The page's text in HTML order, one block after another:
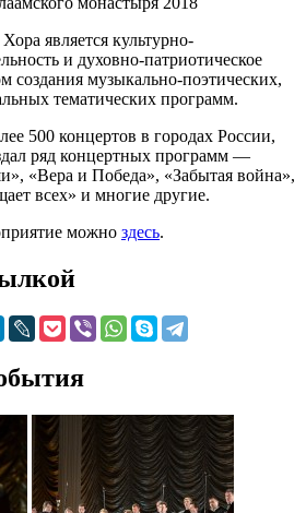
является культурно-
и духовно-патриотическое
создания музыкально-поэтических,
тематических программ.
500 концертов в городах России,
ряд концертных программ —
«Вера и Победа», «Забытая война»,
всех» и многие другие.
можно здесь.